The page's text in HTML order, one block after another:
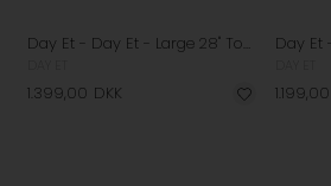
Day Et - Day Et - Large 28" Tonal Logo Check-In Kuffert - Moon Rock/Beige
1.399,00 DKK 1.199,00